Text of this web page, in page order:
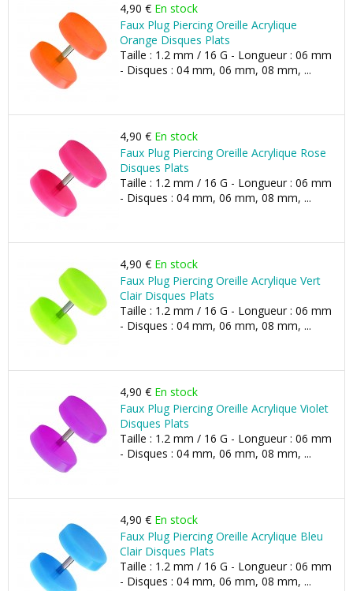
4,90 € En stock
Faux Plug Piercing Oreille Acrylique
Orange Disques Plats
Taille : 1.2 mm / 16 G - Longueur : 06 mm
- Disques : 04 mm, 06 mm, 08 mm, ...
4,90 € En stock
Faux Plug Piercing Oreille Acrylique Rose
Disques Plats
Taille : 1.2 mm / 16 G - Longueur : 06 mm
- Disques : 04 mm, 06 mm, 08 mm, ...
4,90 € En stock
Faux Plug Piercing Oreille Acrylique Vert
Clair Disques Plats
Taille : 1.2 mm / 16 G - Longueur : 06 mm
- Disques : 04 mm, 06 mm, 08 mm, ...
4,90 € En stock
Faux Plug Piercing Oreille Acrylique Violet
Disques Plats
Taille : 1.2 mm / 16 G - Longueur : 06 mm
- Disques : 04 mm, 06 mm, 08 mm, ...
4,90 € En stock
Faux Plug Piercing Oreille Acrylique Bleu
Clair Disques Plats
Taille : 1.2 mm / 16 G - Longueur : 06 mm
- Disques : 04 mm, 06 mm, 08 mm, ...